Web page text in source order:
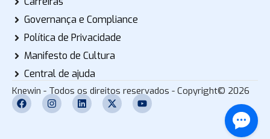
Governança e Compliance
Política de Privacidade
Manifesto de Cultura
Central de ajuda
Knewin - Todos os direitos reservados - Copyright© 2026